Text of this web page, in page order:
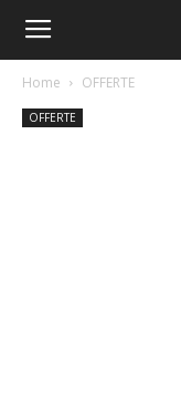
Nowrun
Home OFFERTE
OFFERTE